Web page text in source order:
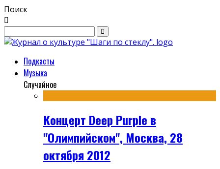
Поиск
Подкасты
Музыка
Случайное
Концерт Deep Purple в
"Олимпийском", Москва, 28
октября 2012